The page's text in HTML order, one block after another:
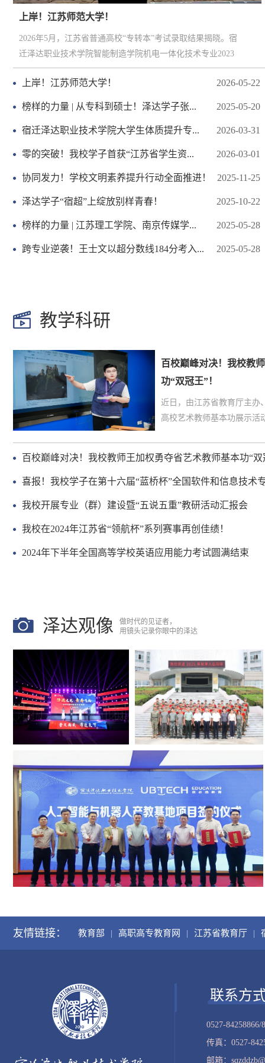
上岸！江苏师范大学！
2026年5月，江苏省普通高校“专转本”考试录取结果揭晓。宿
迁泽达职业技术学院智能制造学院机电一体化技术专业2023
级学生何阳煊，以总分406分的优异成绩，被江苏师范大学轨
道交通信号与控制专业录取！2023年高考后，何阳煊进入宿
迁泽达职业技术学院智能制造学院开始专科学习。初入校
的循循善诱，为他拨开了前行的迷雾。老师们常勉励他：“职
2026-05-22
上岸！江苏师范大学！
2025-05-20
榜样的力量 | 从专科到硕士！泽达学子张...
2026-03-31
宿迁泽达职业技术学院大学生体质提升专...
2026-03-01
零的突破！我校学子首获“江苏省学生资...
2025-11-25
协同发力！学校文明素养提升行动全面推进！
2025-10-22
泽达学子“宿超”上绽放别样青春​！
2025-05-28
榜样的力量 | 江苏理工学院、南京传媒学...
2025-05-28
跨专业逆袭！王士文以超分数线184分考入...
教学科研
百校巅峰对决！我校教
功“双冠王”！
近日，由江苏省教育厅主办
高校艺术教师基本功展示活
角逐，我校建筑艺术学院教
借扎实的综合实力，荣获“
素养展示”单项奖！王加权
百校巅峰对决！我校教师王加权勇夺省艺术教师基本功“双
喜报！我校学子在第十六届“蓝桥杯”全国软件和信息技术
中获得佳绩！
我校开展专业（群）建设暨“五说五重”教研活动汇报会
我校在2024年江苏省“领航杯”系列赛事再创佳绩！
2024年下半年全国高等学校英语应用能力考试圆满结束
泽达观像
做时代的见证者，
用镜头记录你眼中的泽达
友情链接： 教育部 | 高职高专教育网 | 江苏省教育厅 |
联系方
0527-84258866/
传真：0527-
邮箱：